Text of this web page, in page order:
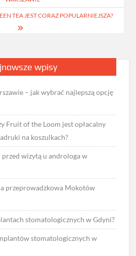
TEA JEST CORAZ POPULARNIEJSZA?
wpisy
– jak wybrać najlepszą opcję
Fruit of the Loom jest opłacalny
na koszulkach?
przed wizytą u androloga w
przeprowadzkowa Mokotów
stomatologicznych w Gdyni?
stomatologicznych w